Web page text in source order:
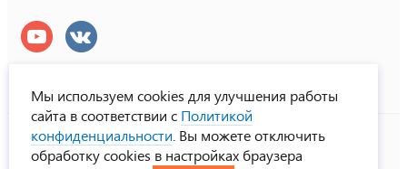
УралСпецТранс
© ООО «Урал СТ», 2000-2026
Мы используем cookies для улучшения работы
сайта в соответствии с Политикой
конфиденциальности . Вы можете отключить
обработку cookies в настройках браузера